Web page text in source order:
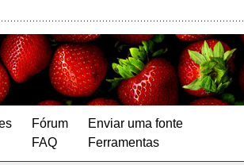
Fórum
FAQ
Enviar uma fonte
Ferramentas